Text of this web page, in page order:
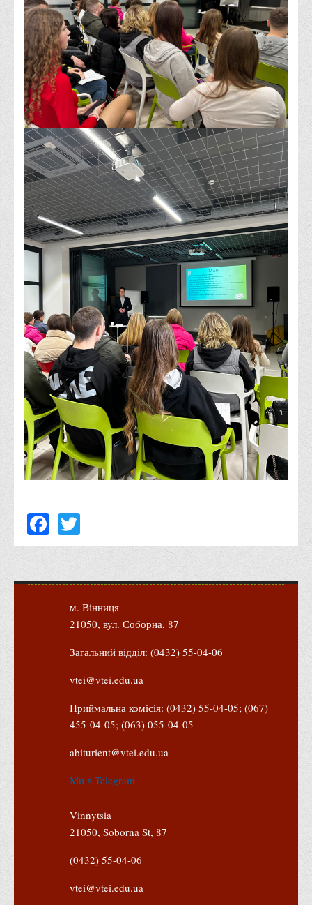
Навчально-методичний
З організації виховної та культурно-мистецької роботи
студентів
Технічних засобів навчання
Редакційно-видавничий
Центри
Розвитку кар’єри
Ресурсний центр зі сталого розвитку
Моніторингу якості освітнього процесу та інноваційного
розвитку
Грантових проєктів
Грантові проєкти ВТЕІ ДТЕУ
Підтримки технологій та інновацій (TISC)
Психологічного сприяння
Бібліотека
Музей грошей
Студенту
Довідник студента
Реквізити для оплати
Права та обов'язки студентів
Інформація про гуртожитки
Положення
Положення про старосту академічної групи
Положення про оцінювання результатів навчання
стипендій"
Порядок розрахунків за договорами
Положення про порядок розрахунків за договорами про
Перелік платних освітніх та інших послуг
IP дайджест для студентів: про захист прав інтелектуальної
Система управління навчанням
Розклад дзвінків
Розклад занять і сесій
Facebook
м. Вінниця
21050, вул. Соборна, 87
Загальний відділ: (0432) 55-04-06
vtei@vtei.edu.ua
Приймальна комісія: (0432) 55-04-05; (067)
455-04-05; (063) 055-04-05
abiturient@vtei.edu.ua
Ми в Telegram
Vinnytsia
21050, Soborna St, 87
(0432) 55-04-06
vtei@vtei.edu.ua